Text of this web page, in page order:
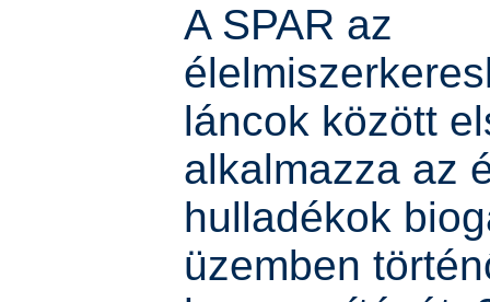
A SPAR az
láncok között
alkalmazza az
hulladékok
üzemben